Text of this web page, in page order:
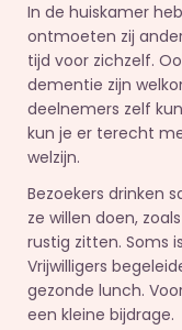
In de huiskamer
ontmoeten zij
tijd voor zichzelf.
dementie zijn
deelnemers zelf
kun je er terecht
welzijn.
Bezoekers drinken
ze willen doen,
rustig zitten. Soms
Vrijwilligers
gezonde lunch.
een kleine bijdrage.